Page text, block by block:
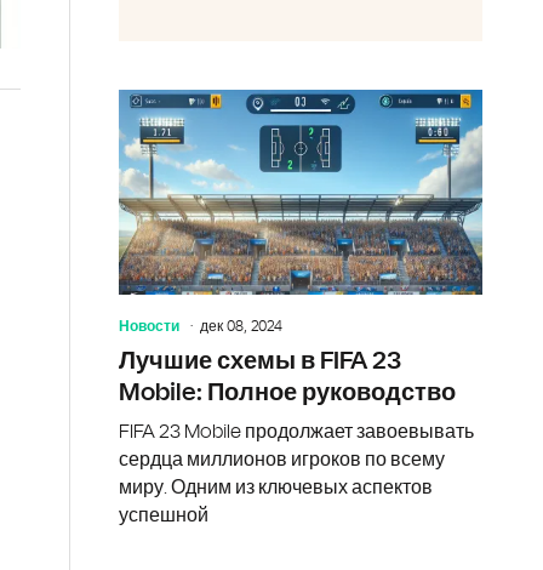
Новости дек 08, 2024
Лучшие схемы в FIFA 23
Mobile: Полное руководство
FIFA 23 Mobile продолжает завоевывать
сердца миллионов игроков по всему
миру. Одним из ключевых аспектов
успешной